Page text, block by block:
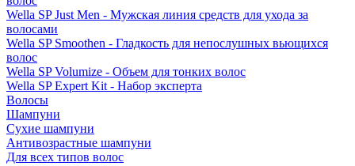
Wella SP Just Men - Мужская линия средств для ухода за
волосами
Wella SP Smoothen - Гладкость для непослушных вьющихся
волос
Wella SP Volumize - Объем для тонких волос
Wella SP Expert Kit - Набор эксперта
Волосы
Шампуни
Сухие шампуни
Антивозрастные шампуни
Для всех типов волос